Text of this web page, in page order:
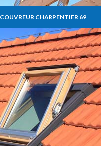
COUVREUR CHARPENTIER 69